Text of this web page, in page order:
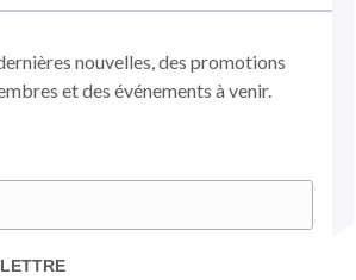
nouvelles, des promotions
et des événements à venir.